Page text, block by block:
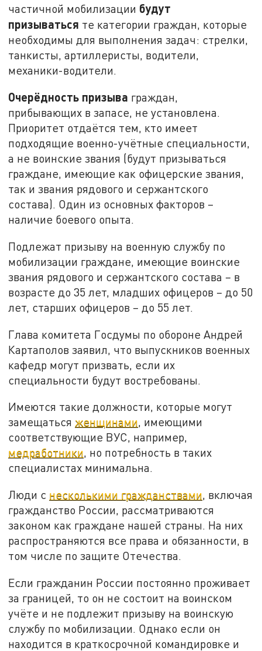
частичной мобилизации будут
призываться те категории граждан, которые
необходимы для выполнения задач: стрелки,
танкисты, артиллеристы, водители,
механики-водители.
Очерёдность призыва граждан,
прибывающих в запасе, не установлена.
Приоритет отдаётся тем, кто имеет
подходящие военно-учётные специальности,
а не воинские звания (будут призываться
граждане, имеющие как офицерские звания,
так и звания рядового и сержантского
состава). Один из основных факторов –
наличие боевого опыта.
Подлежат призыву на военную службу по
мобилизации граждане, имеющие воинские
звания рядового и сержантского состава – в
возрасте до 35 лет, младших офицеров – до 50
лет, старших офицеров – до 55 лет.
Глава комитета Госдумы по обороне Андрей
Картаполов заявил, что выпускников военных
кафедр могут призвать, если их
специальности будут востребованы.
Имеются такие должности, которые могут
замещаться женщинами, имеющими
соответствующие ВУС, например,
медработники, но потребность в таких
специалистах минимальна.
Люди с несколькими гражданствами, включая
гражданство России, рассматриваются
законом как граждане нашей страны. На них
распространяются все права и обязанности, в
том числе по защите Отечества.
Если гражданин России постоянно проживает
за границей, то он не состоит на воинском
учёте и не подлежит призыву на воинскую
службу по мобилизации. Однако если он
находится в краткосрочной командировке и